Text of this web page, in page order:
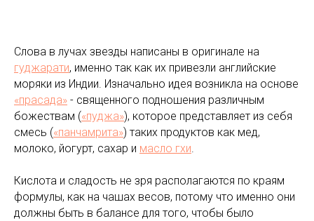
Слова в лучах звезды написаны в оригинале на
гуджарати, именно так как их привезли английские
моряки из Индии. Изначально идея возникла на основе
«прасада» - священного подношения различным
божествам («пуджа»), которое представляет из себя
смесь («панчамрита») таких продуктов как мед,
молоко, йогурт, сахар и масло гхи.
Кислота и сладость не зря располагаются по краям
формулы, как на чашах весов, потому что именно они
должны быть в балансе для того, чтобы было